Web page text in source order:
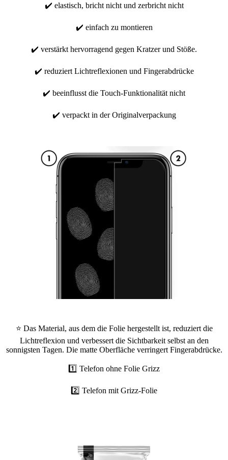
✔️ elastisch, bricht nicht und zerbricht nicht
✔️ einfach zu montieren
✔️ verstärkt hervorragend gegen Kratzer und Stöße.
✔️ reduziert Lichtreflexionen und Fingerabdrücke
✔️ beeinflusst die Touch-Funktionalität nicht
✔️ verpackt in der Originalverpackung
⭐ Das Material, aus dem die Folie hergestellt ist, reduziert die
Lichtreflexion und verbessert die Sichtbarkeit selbst an den
sonnigsten Tagen. Die matte Oberfläche verringert Fingerabdrücke.
1️⃣ Telefon ohne Folie Grizz
2️⃣ Telefon mit Grizz-Folie